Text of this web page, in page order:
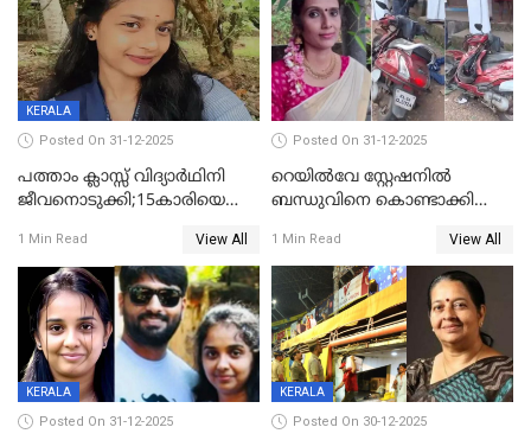
KERALA
Posted On 31-12-2025
പത്താം ക്ലാസ്സ് വിദ്യാര്‍ഥിനി
ജീവനൊടുക്കി;15കാരിയെ
കിടപ്പുമുറിയില്‍ തൂങ്ങി മരിച്ച
നിലയിൽ
1 Min Read View All
Posted On 31-12-2025
റെയിൽവേ സ്റ്റേഷനിൽ
ബന്ധുവിനെ കൊണ്ടാക്കി
ലോറി സ്കൂട്ടറിൽ ഇടിച്ചു :
യുവതിക്ക് ദാരുണാന്ത്യം
1 Min Read View All
KERALA
Posted On 31-12-2025
KERALA
Posted On 30-12-2025